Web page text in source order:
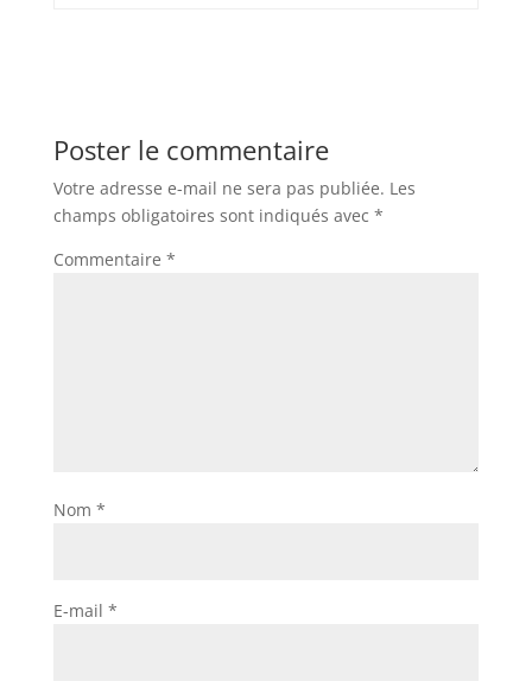
Poster le commentaire
Votre adresse e-mail ne sera pas publiée. Les
champs obligatoires sont indiqués avec *
Commentaire *
Nom *
E-mail *